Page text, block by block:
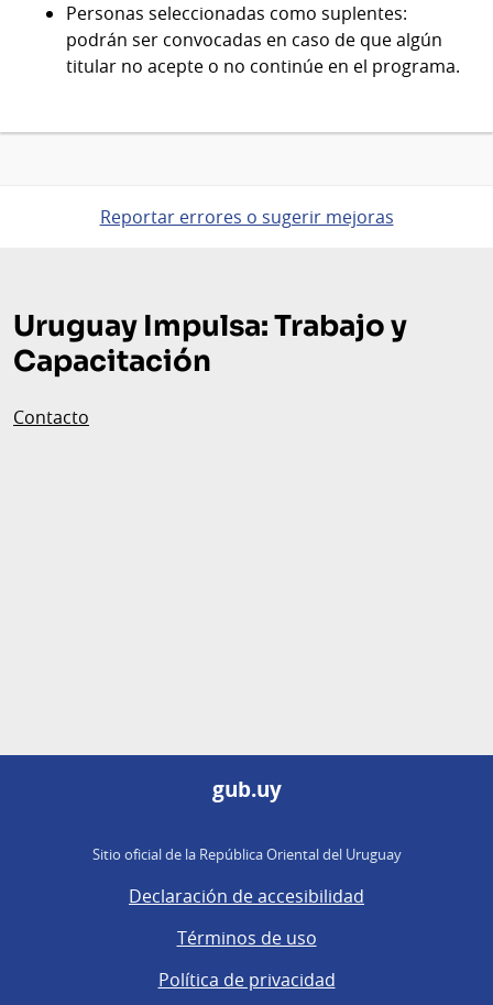
Personas seleccionadas como suplentes:
podrán ser convocadas en caso de que algún
titular no acepte o no continúe en el programa.
Reportar errores o sugerir mejoras
de
página
Uruguay Impulsa: Trabajo y
Capacitación
Contacto
gub.uy
Sitio oficial de la República Oriental del Uruguay
Declaración de accesibilidad
Términos de uso
Política de privacidad